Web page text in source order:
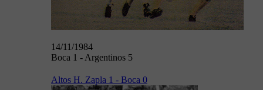
14/11/1984
Boca 1 - Argentinos 5
Altos H. Zapla 1 - Boca 0